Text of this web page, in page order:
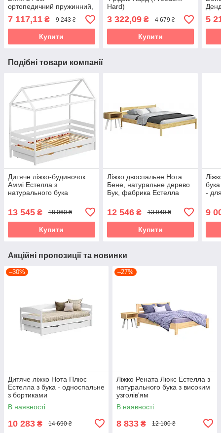
ортопедичний пружинний,
IQ Spring, до 150 кг
(Epsilon Organic)
7 117,11 ₴ 9 243 ₴
Купити
Hard)
3 322,09₴ 4 679 ₴
Купити
5
Подібні товари компанії
Дитяче ліжко-будиночок
Аммі Естелла з
натурального бука
13 545 ₴ 18 060 ₴
Купити
Ліжко двоспальне Нота
Бене, натуральне дерево
Бук, фабрика Естелла
12 546₴ 13 940 ₴
Купити
-
9
Акційні пропозиції та новинки
–30%
Дитяче ліжко Нота Плюс
Естелла з бука - односпальне
з бортиками
В наявності
10 283 ₴ 14 690 ₴
–27%
Ліжко Рената Люкс Естелла з
натурального бука з високим
узголів'ям
В наявності
8 833 ₴ 12 100 ₴